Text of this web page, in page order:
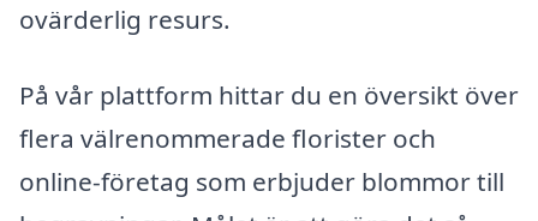
ovärderlig resurs.
På vår plattform hittar du en översikt över
flera välrenommerade florister och
online-företag som erbjuder blommor till